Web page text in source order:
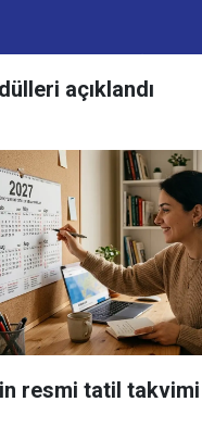
açıklandı
resmi tatil takvimi